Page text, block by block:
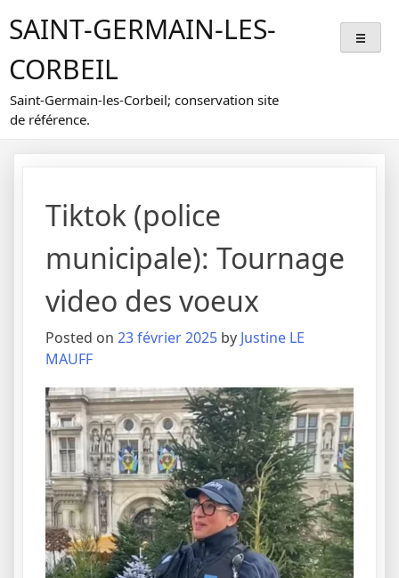
toSAINT-GERMAIN-LES-
CORBEIL
Saint-Germain-les-Corbeil; conservation site
de référence.
Tiktok (police
municipale): Tournage
video des voeux
Posted on 23 février 2025 by Justine LE
MAUFF